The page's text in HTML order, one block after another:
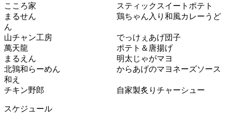
こころ家 スティックスイートポテト
まるせん 鶏ちゃん入り和風カレーうど
ん
山チャン工房 でっけぇあげ団子
萬天龍 ポテト＆唐揚げ
まるえん 明太じゃがマヨ
北鶉和らーめん からあげのマヨネーズソース
和え
チキン野郎 自家製炙りチャーシュー
スケジュール